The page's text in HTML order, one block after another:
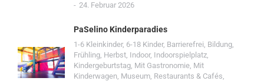
24. Februar 2026
PaSelino Kinderparadies
1-6 Kleinkinder, 6-18 Kinder, Barrierefrei, Bildung,
Frühling, Herbst, Indoor, Indoorspielplatz,
Kindergeburtstag, Mit Gastronomie, Mit
Kinderwagen, Museum, Restaurants & Cafés,